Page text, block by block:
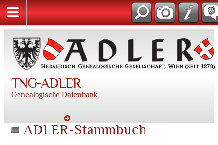
TNG-ADLER
Genealogische Datenbank
ADLER-Stammbuch